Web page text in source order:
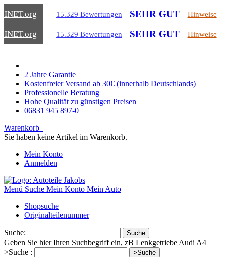
.org 15.329 Bewertungen SEHR GUT Hinweise
.org 15.329 Bewertungen SEHR GUT Hinweise
2 Jahre Garantie
Kostenfreier Versand ab 30€ (innerhalb Deutschlands)
Professionelle Beratung
Hohe Qualität zu günstigen Preisen
06831 945 897-0
Warenkorb
Sie haben keine Artikel im Warenkorb.
Mein Konto
Anmelden
Menü Suche Mein Konto Mein Auto
Shopsuche
Originalteilenummer
Suche: Suche
Geben Sie hier Ihren Suchbegriff ein, zB Lenkgetriebe Audi A4
>Suche :
>Suche